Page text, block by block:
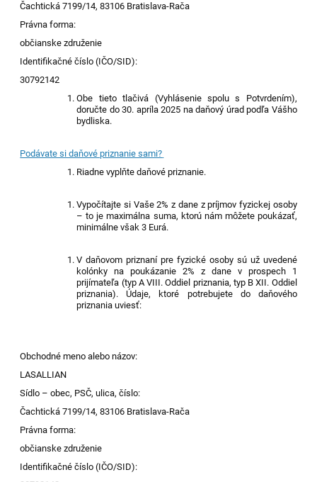
Čachtická 7199/14, 83106 Bratislava-Rača
Právna forma:
občianske združenie
Identifikačné číslo (IČO/SID):
30792142
Obe tieto tlačivá (Vyhlásenie spolu s Potvrdením),
doručte do 30. apríla 2025 na daňový úrad podľa Vášho
bydliska.
Podávate si daňové priznanie sami?
Riadne vyplňte daňové priznanie.
Vypočítajte si Vaše 2% z dane z príjmov fyzickej osoby
– to je maximálna suma, ktorú nám môžete poukázať,
minimálne však 3 Eurá.
V daňovom priznaní pre fyzické osoby sú už uvedené
kolónky na poukázanie 2% z dane v prospech 1
prijímateľa (typ A VIII. Oddiel priznania, typ B XII. Oddiel
priznania).
Údaje, ktoré potrebujete do daňového
priznania uviesť:
Obchodné meno alebo názov:
LASALLIAN
Sídlo – obec, PSČ, ulica, číslo:
Čachtická 7199/14, 83106 Bratislava-Rača
Právna forma:
občianske združenie
Identifikačné číslo (IČO/SID):